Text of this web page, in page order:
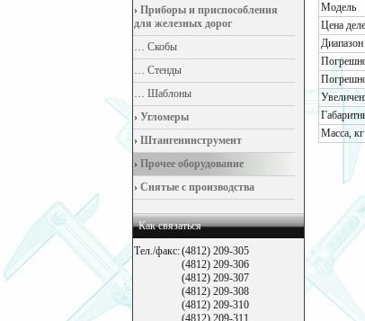
Модель
Цена
Масса, кг
› Приборы и приспособления
для железных дорог
… Скобы
… Стенды
… Шаблоны
› Угломеры
› Штангенинструмент
› Прочее оборудование
› Снятые с производства
Как связаться
Тел./факс:(4812) 209-305
(4812) 209-306
(4812) 209-307
(4812) 209-308
(4812) 209-310
(4812) 209-311